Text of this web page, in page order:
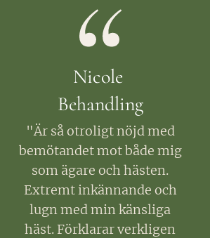
Nicole
Behandling
"Är så otroligt nöjd med
bemötandet mot både mig
som ägare och hästen.
Extremt inkännande och
lugn med min känsliga
häst. Förklarar verkligen